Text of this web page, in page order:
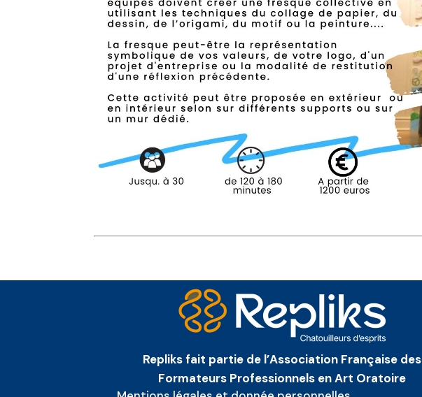
Repliks fait partie de l’Association Française des
Formateurs Professionnels en Art Oratoire